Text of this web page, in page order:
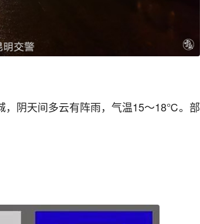
，阴天间多云有阵雨，气温15～18℃。部